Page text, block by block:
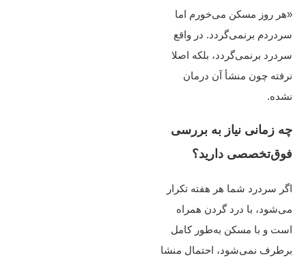
«هر روز مسکن می‌خورم اما
سردردم برنمی‌گردد. در واقع
سردرد برنمی‌گردد، بلکه اصلا
نرفته چون منشأ آن درمان
نشده.
چه زمانی نیاز به بررسی
فوق‌تخصصی دارید؟
اگر سردرد شما هر هفته تکرار
می‌شود، با درد گردن همراه
است و با مسکن به‌طور کامل
برطرف نمی‌شود، احتمال منشا